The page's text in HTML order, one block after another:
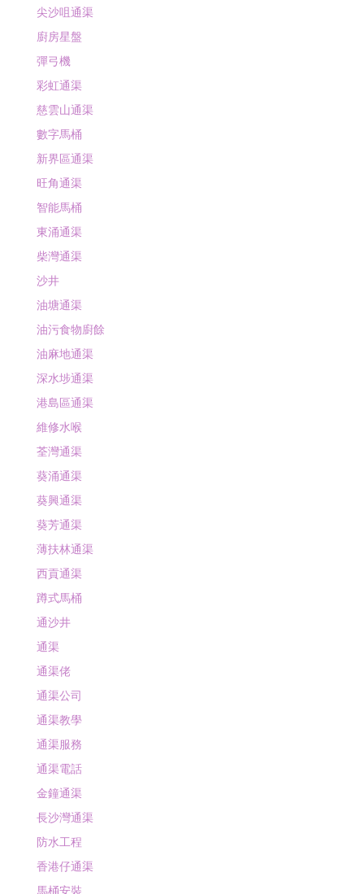
尖沙咀通渠
廚房星盤
彈弓機
彩虹通渠
慈雲山通渠
數字馬桶
新界區通渠
旺角通渠
智能馬桶
東涌通渠
柴灣通渠
沙井
油塘通渠
油污食物廚餘
油麻地通渠
深水埗通渠
港島區通渠
維修水喉
荃灣通渠
葵涌通渠
葵興通渠
葵芳通渠
薄扶林通渠
西貢通渠
蹲式馬桶
通沙井
通渠
通渠佬
通渠公司
通渠教學
通渠服務
通渠電話
金鐘通渠
長沙灣通渠
防水工程
香港仔通渠
馬桶安裝